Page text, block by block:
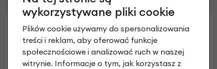
wykorzystywane pliki cookie
Plików cookie używamy do spersonalizowania
treści i reklam, aby oferować funkcje
społecznościowe i analizować ruch w naszej
witrynie. Informacje o tym, jak korzystasz z